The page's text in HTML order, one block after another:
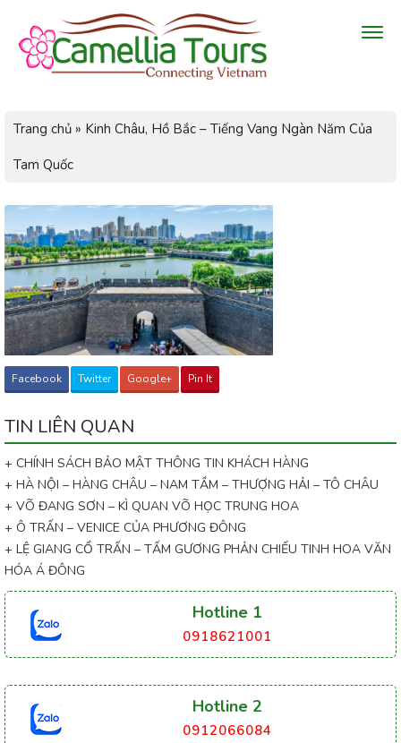
Trang chủ » Kinh Châu, Hồ Bắc – Tiếng Vang Ngàn Năm Của
Tam Quốc
Facebook Twitter Google+ Pin It
TIN LIÊN QUAN
+ CHÍNH SÁCH BẢO MẬT THÔNG TIN KHÁCH HÀNG
+ HÀ NỘI – HÀNG CHÂU – NAM TẦM – THƯỢNG HẢI – TÔ CHÂU
+ VÕ ĐANG SƠN – KÌ QUAN VÕ HỌC TRUNG HOA
+ Ô TRẤN – VENICE CỦA PHƯƠNG ĐÔNG
+ LỆ GIANG CỔ TRẤN – TẤM GƯƠNG PHẢN CHIẾU TINH HOA VĂN
HÓA Á ĐÔNG
Hotline 1
0918621001
Hotline 2
0912066084